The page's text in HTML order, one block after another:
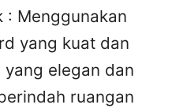
: Menggunakan
yang kuat dan
elegan dan
ruangan